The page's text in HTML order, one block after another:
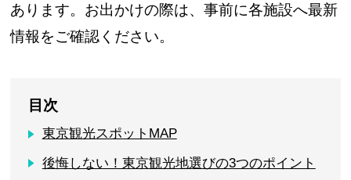
あります。お出かけの際は、事前に各施設へ最新
情報をご確認ください。
目次
東京観光スポットMAP
後悔しない！東京観光地選びの3つのポイント